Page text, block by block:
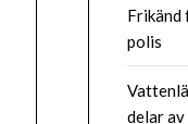
Frikänd
polis
delar av